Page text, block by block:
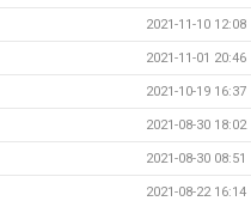
2021-11-10 12:08
2021-11-01 20:46
2021-10-19 16:37
2021-08-30 18:02
2021-08-30 08:51
2021-08-22 16:14